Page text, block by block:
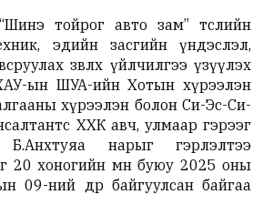
тойрог авто зам” төслийн
эдийн засгийн үндэслэл,
зөвлөх үйлчилгээ үзүүлэх
ын ШУА-ийн Хотын хүрээлэн
хүрээлэн болон Си-Эс-Си-
ХХК авч, улмаар гэрээг
Б.Анхтуяа нарыг гэрлэлтээ
20 хоногийн өмнө буюу 2025 оны
09-ний өдөр байгуулсан байгаа